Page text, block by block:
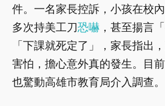
件。一名家長控訴，小孩在校
多次持美工刀恐嚇 ，甚至揚言
「下課就死定了」，家長指出
害怕，擔心意外真的發生。目
也驚動高雄市教育局介入調查。